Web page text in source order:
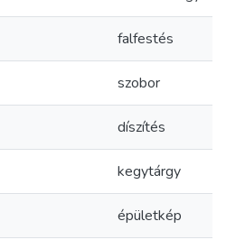
falfestés
szobor
díszítés
kegytárgy
épületkép